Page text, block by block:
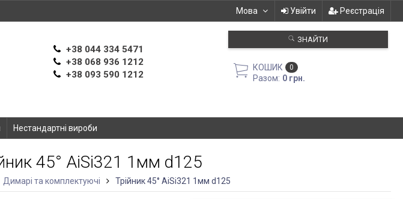
Мова Увійти Реєстрація
+38 044 334 5471
+38 068 936 1212
+38 093 590 1212
ЗНАЙТИ
КОШИК 0
Разом: 0 грн.
Нестандартні вироби
45° AiSi321 1мм d125
Димарі та комплектуючі Трійник 45° AiSi321 1мм d125